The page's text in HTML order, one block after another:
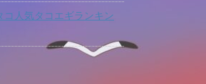
人気タコエギランキン